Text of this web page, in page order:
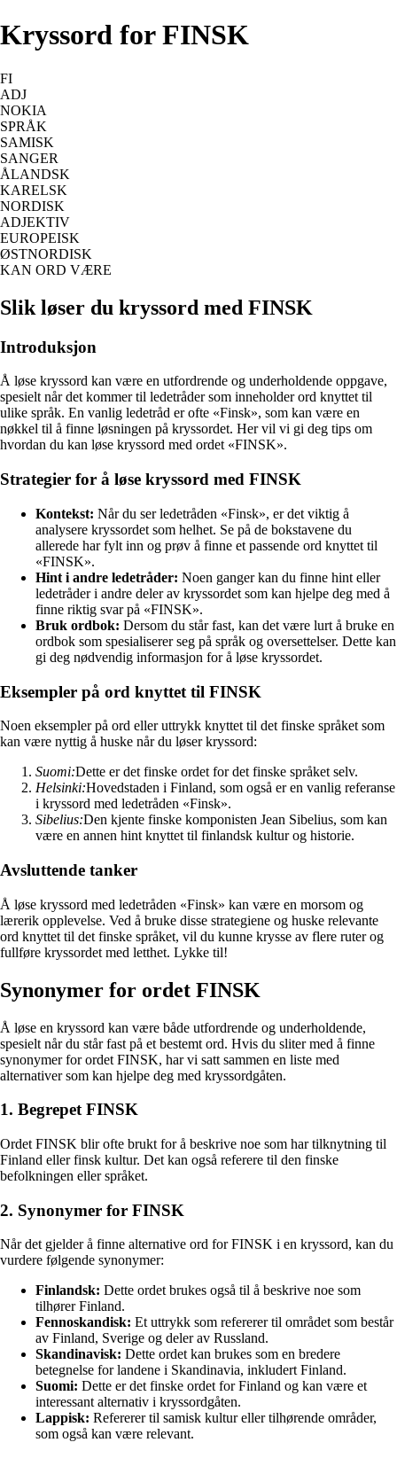
Kryssord for FINSK
FI
ADJ
NOKIA
SPRÅK
SAMISK
SANGER
ÅLANDSK
KARELSK
NORDISK
ADJEKTIV
EUROPEISK
ØSTNORDISK
KAN ORD VÆRE
Slik løser du kryssord med FINSK
Introduksjon
Å løse kryssord kan være en utfordrende og underholdende oppgave,
spesielt når det kommer til ledetråder som inneholder ord knyttet til
ulike språk. En vanlig ledetråd er ofte «Finsk», som kan være en
nøkkel til å finne løsningen på kryssordet. Her vil vi gi deg tips om
hvordan du kan løse kryssord med ordet «FINSK».
Strategier for å løse kryssord med FINSK
Kontekst: Når du ser ledetråden «Finsk», er det viktig å
analysere kryssordet som helhet. Se på de bokstavene du
allerede har fylt inn og prøv å finne et passende ord knyttet til
«FINSK».
Hint i andre ledetråder: Noen ganger kan du finne hint eller
ledetråder i andre deler av kryssordet som kan hjelpe deg med å
finne riktig svar på «FINSK».
Bruk ordbok: Dersom du står fast, kan det være lurt å bruke en
ordbok som spesialiserer seg på språk og oversettelser. Dette kan
gi deg nødvendig informasjon for å løse kryssordet.
Eksempler på ord knyttet til FINSK
Noen eksempler på ord eller uttrykk knyttet til det finske språket som
kan være nyttig å huske når du løser kryssord:
Suomi:Dette er det finske ordet for det finske språket selv.
Helsinki:Hovedstaden i Finland, som også er en vanlig referanse
i kryssord med ledetråden «Finsk».
Sibelius:Den kjente finske komponisten Jean Sibelius, som kan
være en annen hint knyttet til finlandsk kultur og historie.
Avsluttende tanker
Å løse kryssord med ledetråden «Finsk» kan være en morsom og
lærerik opplevelse. Ved å bruke disse strategiene og huske relevante
ord knyttet til det finske språket, vil du kunne krysse av flere ruter og
fullføre kryssordet med letthet. Lykke til!
Synonymer for ordet FINSK
Å løse en kryssord kan være både utfordrende og underholdende,
spesielt når du står fast på et bestemt ord. Hvis du sliter med å finne
synonymer for ordet FINSK, har vi satt sammen en liste med
alternativer som kan hjelpe deg med kryssordgåten.
1. Begrepet FINSK
Ordet FINSK blir ofte brukt for å beskrive noe som har tilknytning til
Finland eller finsk kultur. Det kan også referere til den finske
befolkningen eller språket.
2. Synonymer for FINSK
Når det gjelder å finne alternative ord for FINSK i en kryssord, kan du
vurdere følgende synonymer:
Finlandsk: Dette ordet brukes også til å beskrive noe som
tilhører Finland.
Fennoskandisk: Et uttrykk som refererer til området som består
av Finland, Sverige og deler av Russland.
Skandinavisk: Dette ordet kan brukes som en bredere
betegnelse for landene i Skandinavia, inkludert Finland.
Suomi: Dette er det finske ordet for Finland og kan være et
interessant alternativ i kryssordgåten.
Lappisk: Refererer til samisk kultur eller tilhørende områder,
som også kan være relevant.